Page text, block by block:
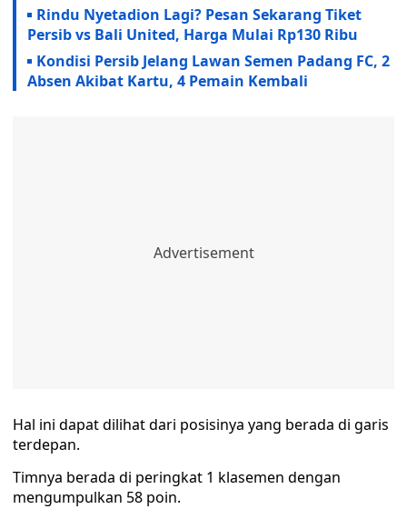
Rindu Nyetadion Lagi? Pesan Sekarang Tiket
Persib vs Bali United, Harga Mulai Rp130 Ribu
Kondisi Persib Jelang Lawan Semen Padang FC, 2
Absen Akibat Kartu, 4 Pemain Kembali
Hal ini dapat dilihat dari posisinya yang berada di garis
terdepan.
Timnya berada di peringkat 1 klasemen dengan
mengumpulkan 58 poin.